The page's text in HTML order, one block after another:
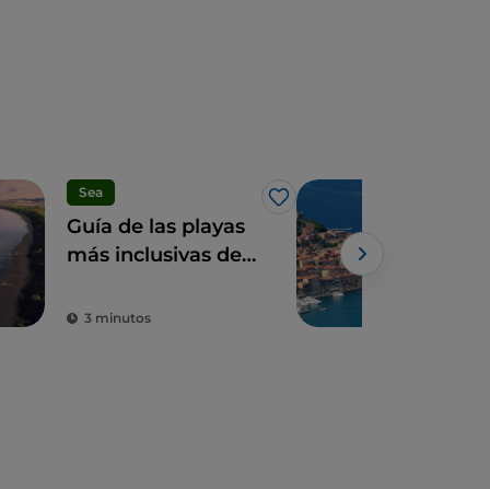
Sea
Me gusta
Guía de las playas
más inclusivas de
verano italiano
3 minutos